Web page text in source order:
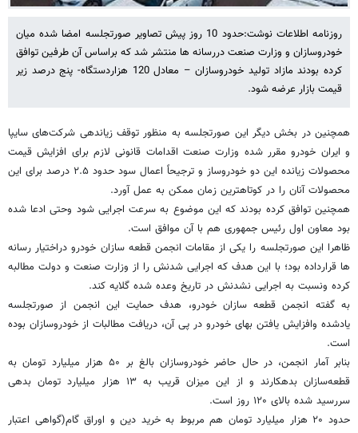
روزنامه اطلاعات نوشت:حدود 10 روز پیش تصاویر صورتجلسه امضا شده میان
خودروسازان و وزارت صنعت دررسانه ها منتشر شد که براساس آن طرفین توافق
کرده بودند مازاد تولید خودروسازان – معادل 120 هزاردستگاه- پنج درصد زیر
قیمت بازار عرضه شود.
همچنین در بخش دیگر این صورتجلسه به منظور توقف زیاندهی شرکت‌های سایپا
و ایران خودرو مقرر شده وزارت صنعت اقدامات قانونی لازم برای افزایش قیمت
محصولات زیانده این دو خودروساز و ترجیحاً اعمال سود حدود ۲.۵ درصد برای این
محصولات آنان را در کوتاهترین زمان ممکن به عمل آورد.
همچنین توافق کرده بودند که این موضوع به سرعت اجرایی شود وحتی ادعا شده
بود معاون اول رئیس جمهوری هم با آن موافق است.
ظاهرا این صورتجلسه را یکی از مقامات انجمن قطعه سازان خودرو دراختیار رسانه
ها قرارداده بود؛ با این هدف که اجرایی شدنش را از وزارت صنعت و دولت مطالبه
کرده ونسبت به اجرایی نشدنش در تاریخ وعده شده گلایه کند.
به گفته انجمن قطعه سازان خودرو، هدف حمایت این انجمن از صورتجلسه
یادشده وافزایش یافتن بهای خودرو در پی آن، دریافت مطالبات از خودروسازان بوده
است.
بنابر آمار انجمن، در حال حاضر خودروسازان بالغ بر ۵۰ هزار میلیارد تومان به
قطعه‌سازان بدهکارند و از این میزان قریب به ۱۳ هزار میلیارد تومان بدهی
سررسید شده‌ بالای ۱۲۰ روز است.
حدود ۲۰ هزار میلیارد تومان هم مربوط به خرید دین و اوراق گام(گواهی اعتبار